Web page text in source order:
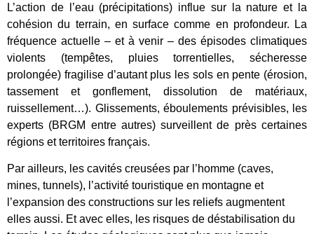
L’action de l’eau (précipitations) influe sur la nature et la
cohésion du terrain, en surface comme en profondeur. La
fréquence actuelle – et à venir – des épisodes climatiques
violents (tempêtes, pluies torrentielles, sécheresse
prolongée) fragilise d’autant plus les sols en pente (érosion,
tassement et gonflement, dissolution de matériaux,
ruissellement…). Glissements, éboulements prévisibles, les
experts (BRGM entre autres) surveillent de près certaines
régions et territoires français.
Par ailleurs, les cavités creusées par l’homme (caves,
mines, tunnels), l’activité touristique en montagne et
l’expansion des constructions sur les reliefs augmentent
elles aussi. Et avec elles, les risques de déstabilisation du